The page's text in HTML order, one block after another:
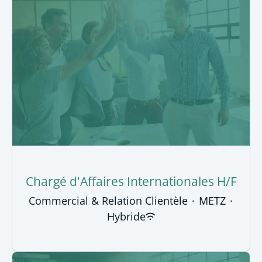
Chargé d'Affaires Internationales H/F
Commercial & Relation Clientèle · METZ ·
Hybride